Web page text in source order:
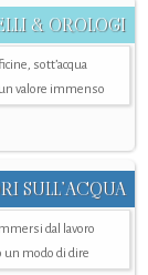
& OROLOGI
sott’acqua
valore immenso
SULL’ACQUA
dal lavoro
un modo di dire